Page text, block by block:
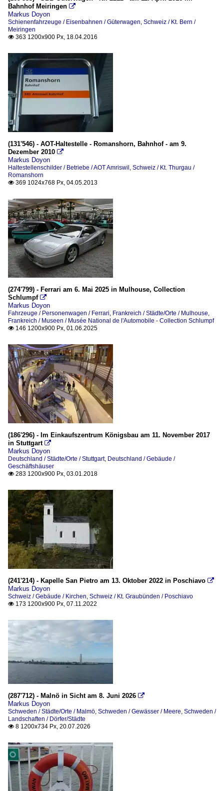
Bahnhof Meiringen 
Markus Doyon
Schienenfahrzeuge / Eisenbahnen / Güterwagen, Schweiz / Kt. Bern /
Meiringen
 363 1200x900 Px, 18.04.2016
(131'546) - AOT-Haltestelle - Romanshorn, Bahnhof - am 9.
Dezember 2010 
Markus Doyon
Haltestellenschilder / Betriebe / AOT Amriswil , Schweiz / Kt. Thurgau /
Romanshorn
 369 1024x768 Px, 04.05.2013
(274'799) - Ferrari am 6. Mai 2025 in Mulhouse, Collection
Schlumpf 
Markus Doyon
Fahrzeuge / Personenwagen / Ferrari, Frankreich / Städte/Orte / Mulhouse,
Frankreich / Museen / Musée National de l'Automobile - Collection Schlumpf
 146 1200x900 Px, 01.06.2025
(186'296) - Im Einkaufszentrum Königsbau am 11. November 2017
in Stuttgart 
Markus Doyon
Deutschland / Städte/Orte / Stuttgart, Deutschland / Gebäude /
Geschäftshäuser
 283 1200x900 Px, 03.01.2018
(241'214) - Kapelle San Pietro am 13. Oktober 2022 in Poschiavo 
Markus Doyon
Schweiz / Gebäude / Kirchen, Schweiz / Kt. Graubünden / Poschiavo
 173 1200x900 Px, 07.11.2022
(287'712) - Malnö in Sicht am 8. Juni 2026 
Markus Doyon
Schweden / Städte/Orte / Malmö, Schweden / Gewässer / Meere, Schweden /
Landschaften / Dörfer/Städte
 8 1200x734 Px, 20.07.2026